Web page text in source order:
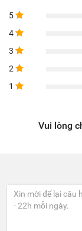
5
4
3
2
1
Vui lòng